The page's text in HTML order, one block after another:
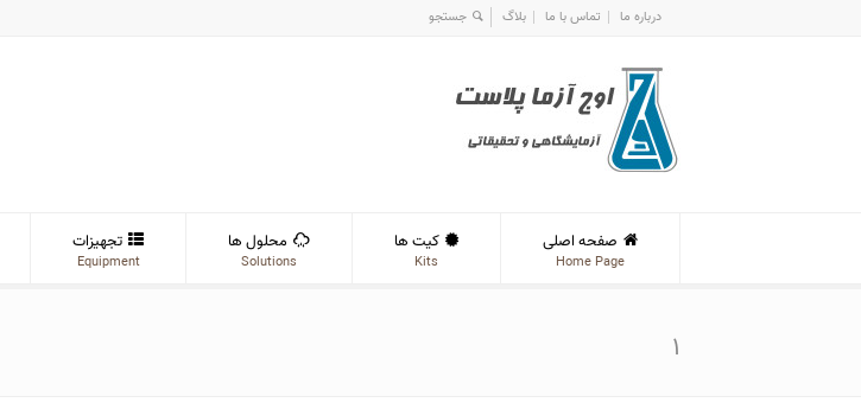
درباره ما تماس با ما بلاگ
صفحه اصلی
Home Page
کیت ها
Kits
محلول ها
Solutions
تجهیزات
Equipment
۱